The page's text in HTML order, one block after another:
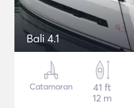
Bali 4.1
Catamaran
41 ft
12 m